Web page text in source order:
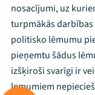
nosacījumi, uz
turpmākās darbības
politisko lēmumu
pieņemtu šādus
izšķiroši svarīgi ir
lemumiem